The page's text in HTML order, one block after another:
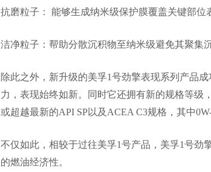
抗磨粒子： 能够生成纳米级保护膜覆盖关键部位
洁净粒子：帮助分散沉积物至纳米级避免其聚集
除此之外，新升级的美孚1号劲擎表现系列产品
力，表现始终如新。同时它还拥有新的规格等级
或超越最新的API SP以及ACEA C3规格，其中
不仅如此，相较于过往美孚1号产品，美孚1号劲
的燃油经济性。